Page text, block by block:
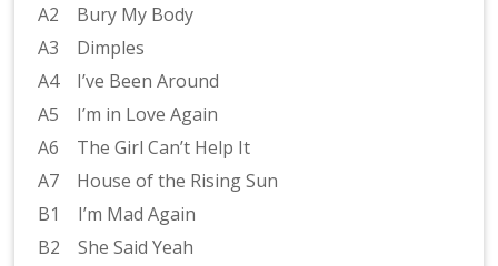
A2 Bury My Body
A3 Dimples
A4 I’ve Been Around
A5 I’m in Love Again
A6 The Girl Can’t Help It
A7 House of the Rising Sun
B1 I’m Mad Again
B2 She Said Yeah